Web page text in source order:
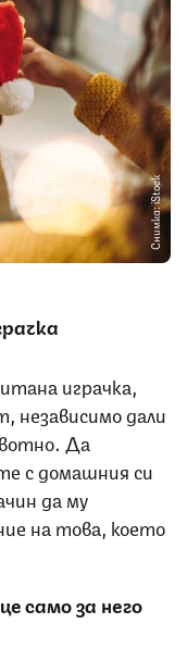
Снимка: iStock
играчка,
независимо дали
Да
с домашния си
да му
на това, което
само за него